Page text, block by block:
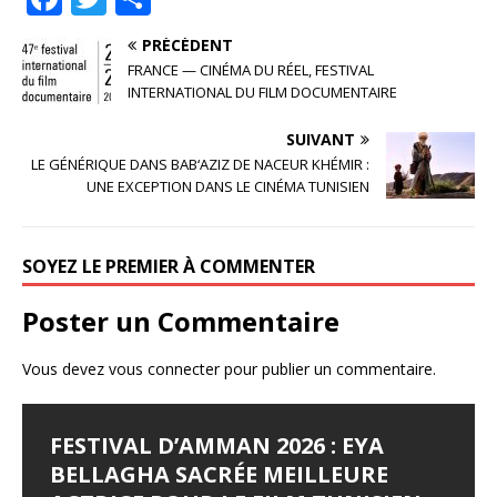
a
c
e
o
w
it
te
ar
ta
g
r
PRÉCÉDENT
FRANCE — CINÉMA DU RÉEL, FESTIVAL
INTERNATIONAL DU FILM DOCUMENTAIRE
SUIVANT
LE GÉNÉRIQUE DANS BAB‘AZIZ DE NACEUR KHÉMIR :
UNE EXCEPTION DANS LE CINÉMA TUNISIEN
SOYEZ LE PREMIER À COMMENTER
Poster un Commentaire
Vous devez vous connecterpour publier un commentaire.
FESTIVAL D’AMMAN 2026 : EYA
BELLAGHA SACRÉE MEILLEURE
LES JOURNÉES
CINÉMATOGRAPHIQUES DE
LE SYNDROME DE DJAMILA
Le Syndrome de Djamila Pays : Tunisie Réalisateur :
JALILA BORHANE
Jalila Borhane Actrice. Filmographie de Jalila Borhane,
BABOUNA BEN AYED
Babouna Ben Ayed Actrice. Filmographie de Babouna